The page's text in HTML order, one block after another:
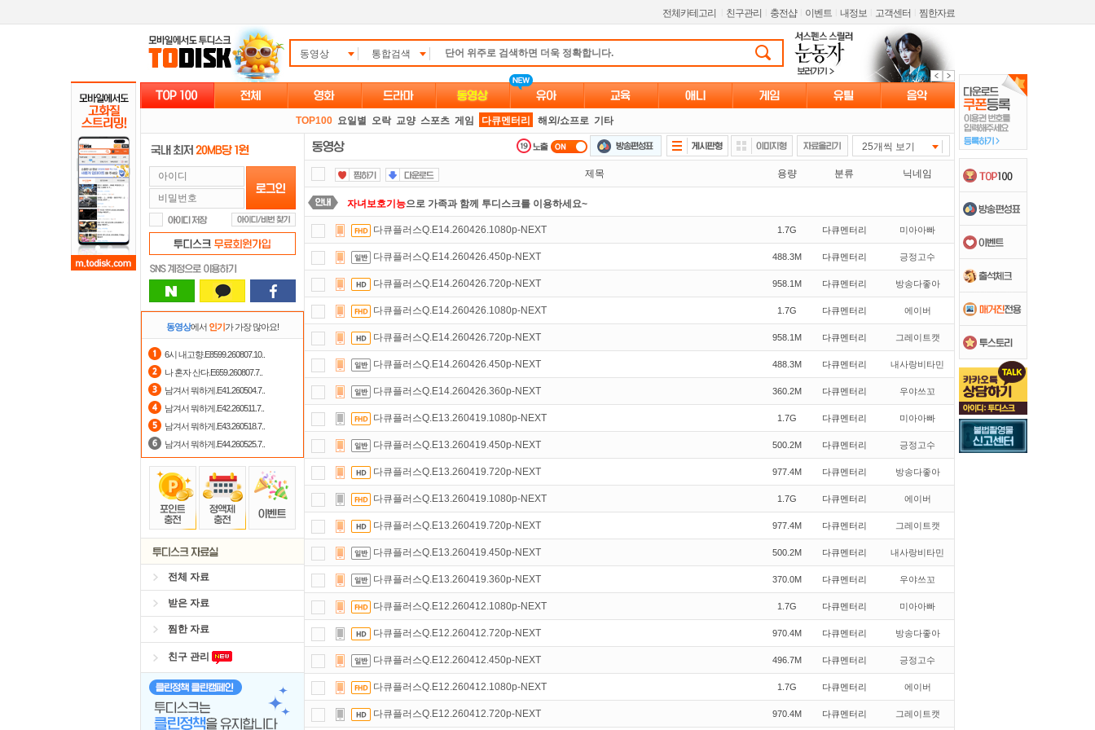
전체카테고리 친구관리 충전샵 이벤트 내정보 고객센터 찜한자료
동영상 통합검색
TOP100 요일별 오락 교양 스포츠 게임 다큐멘터리 해외/쇼프로 기타
동영상에서 인기가 가장 많아요!
6시 내고향.E8599.260807.10..
나 혼자 산다.E659.260807.7..
남겨서 뭐하게.E41.260504.7..
남겨서 뭐하게.E42.260511.7..
남겨서 뭐하게.E43.260518.7..
남겨서 뭐하게.E44.260525.7..
전체 자료
받은 자료
찜한 자료
친구 관리
25개씩 보기
제목 용량 분류 닉네임
자녀보호기능으로 가족과 함께 투디스크를 이용하세요~
출석체크이벤트!매일매일출석체크!
요즘 뭐가 재밌지?고민되면 눌러봐!투스토리~
스마트TV로 투디스크 영화,드라마,예능
포인트할인쿠폰 사용방법안내
댓글만 잘써도무료 포인트를 드립니다!
숨어있는 카드 마일리지 조회하고100% 무료충전!
다큐플러스Q.E14.260426.1080p-NEXT 1.7G 다큐멘터리 미아아빠
다큐플러스Q.E14.260426.450p-NEXT 488.3M 다큐멘터리 긍정고수
다큐플러스Q.E14.260426.720p-NEXT 958.1M 다큐멘터리 방송다좋아
다큐플러스Q.E14.260426.1080p-NEXT 1.7G 다큐멘터리 에이버
다큐플러스Q.E14.260426.720p-NEXT 958.1M 다큐멘터리 그레이트캣
다큐플러스Q.E14.260426.450p-NEXT 488.3M 다큐멘터리 내사랑비타민
다큐플러스Q.E14.260426.360p-NEXT 360.2M 다큐멘터리 우야쓰꼬
다큐플러스Q.E13.260419.1080p-NEXT 1.7G 다큐멘터리 미아아빠
다큐플러스Q.E13.260419.450p-NEXT 500.2M 다큐멘터리 긍정고수
다큐플러스Q.E13.260419.720p-NEXT 977.4M 다큐멘터리 방송다좋아
다큐플러스Q.E13.260419.1080p-NEXT 1.7G 다큐멘터리 에이버
다큐플러스Q.E13.260419.720p-NEXT 977.4M 다큐멘터리 그레이트캣
다큐플러스Q.E13.260419.450p-NEXT 500.2M 다큐멘터리 내사랑비타민
다큐플러스Q.E13.260419.360p-NEXT 370.0M 다큐멘터리 우야쓰꼬
다큐플러스Q.E12.260412.1080p-NEXT 1.7G 다큐멘터리 미아아빠
다큐플러스Q.E12.260412.720p-NEXT 970.4M 다큐멘터리 방송다좋아
다큐플러스Q.E12.260412.450p-NEXT 496.7M 다큐멘터리 긍정고수
다큐플러스Q.E12.260412.1080p-NEXT 1.7G 다큐멘터리 에이버
다큐플러스Q.E12.260412.720p-NEXT 970.4M 다큐멘터리 그레이트캣